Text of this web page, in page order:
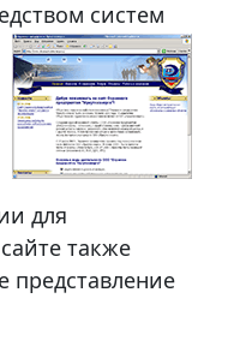
систем
для
также
представление